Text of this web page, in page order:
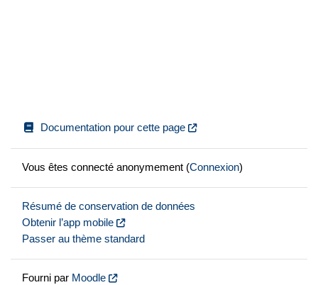
Documentation pour cette page
Vous êtes connecté anonymement (Connexion)
Résumé de conservation de données
Obtenir l’app mobile
Passer au thème standard
Fourni par Moodle